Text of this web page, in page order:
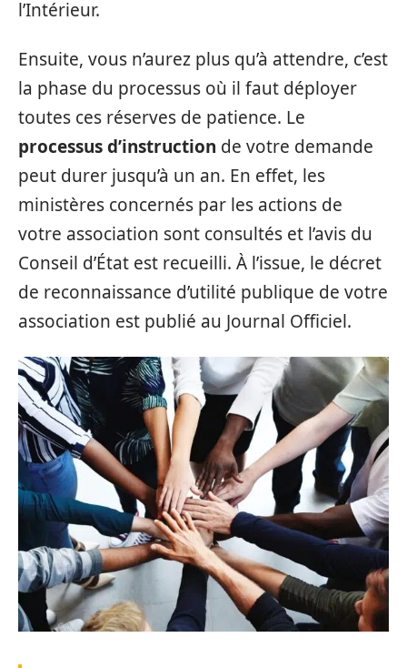
l’Intérieur.
Ensuite, vous n’aurez plus qu’à attendre, c’est
la phase du processus où il faut déployer
toutes ces réserves de patience. Le
processus d’instruction de votre demande
peut durer jusqu’à un an. En effet, les
ministères concernés par les actions de
votre association sont consultés et l’avis du
Conseil d’État est recueilli. À l’issue, le décret
de reconnaissance d’utilité publique de votre
association est publié au Journal Officiel.